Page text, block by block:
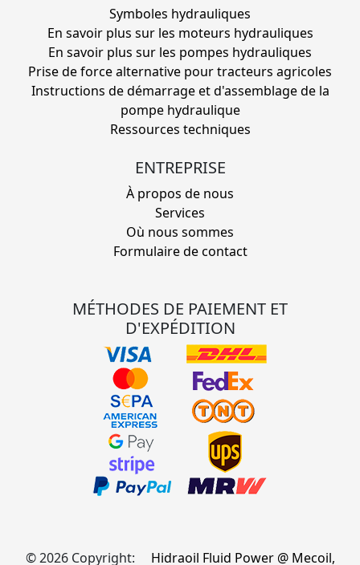
Symboles hydrauliques
En savoir plus sur les moteurs hydrauliques
En savoir plus sur les pompes hydrauliques
Prise de force alternative pour tracteurs agricoles
Instructions de démarrage et d'assemblage de la
pompe hydraulique
Ressources techniques
ENTREPRISE
À propos de nous
Services
Où nous sommes
Formulaire de contact
MÉTHODES DE PAIEMENT ET
D'EXPÉDITION
© 2026 Copyright: Hidraoil Fluid Power @ Mecoil,